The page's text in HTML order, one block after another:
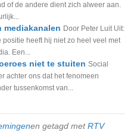
of de andere dient zich alweer aan.
mediakanalen Door Peter Luit Uit:
heeft hij niet zo heel veel met
Een...
niet te stuiten Social
achter ons dat het fenomeen
tussenkomst van...
en getagd metRTV